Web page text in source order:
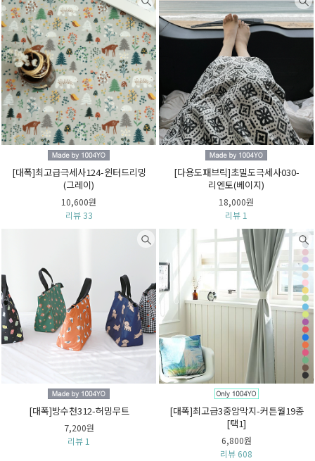
[대폭]최고급극세사124-윈터드리밍
(그레이)
10,600원
리뷰 33
[다용도패브릭]초밀도극세사030-
리엔토(베이지)
18,000원
리뷰 1
[대폭]방수천312-허밍무트
7,200원
리뷰 1
[대폭]최고급3중암막지-커튼월19종
[택1]
6,800원
리뷰 608